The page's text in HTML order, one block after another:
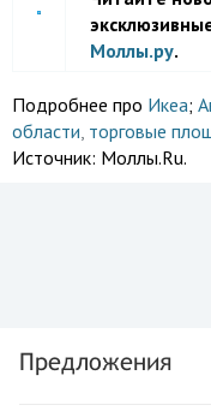
Моллы.ру.
Подробнее про Икеа;
области торговые
Источник: Моллы.Ru.
Предложения